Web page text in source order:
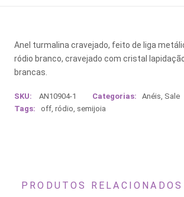
Anel turmalina cravejado, feito de liga
ródio branco, cravejado com cristal
brancas.
SKU: AN10904-1 Categorias: Anéis, Sale
Tags:
off, ródio, semijoia
PRODUTOS RELACIONADOS